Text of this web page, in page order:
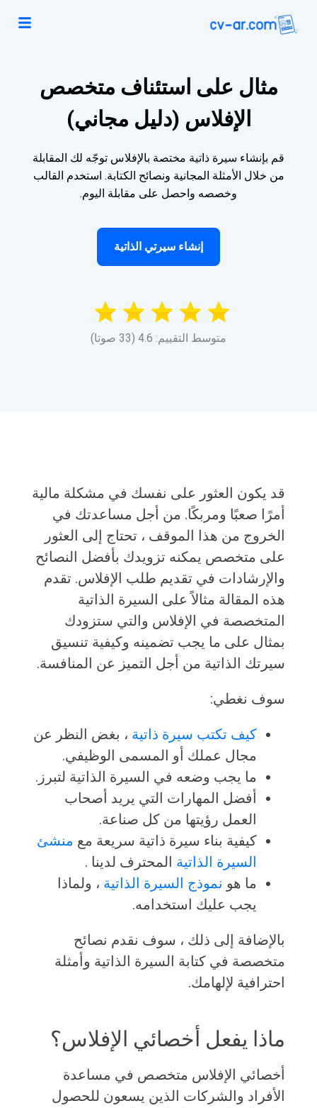
مثال على استئناف متخصص
الإفلاس (دليل مجاني)
قم بإنشاء سيرة ذاتية مختصة بالإفلاس توجّه لك المقابلة
من خلال الأمثلة المجانية ونصائح الكتابة. استخدم القالب
وخصصه واحصل على مقابلة اليوم.
إنشاء سيرتي الذاتية
متوسط التقييم: 4.6 (33 صوتا)
قد يكون العثور على نفسك في مشكلة مالية
أمرًا صعبًا ومربكًا. من أجل مساعدتك في
الخروج من هذا الموقف ، تحتاج إلى العثور
على متخصص يمكنه تزويدك بأفضل النصائح
والإرشادات في تقديم طلب الإفلاس. تقدم
هذه المقالة مثالاً على السيرة الذاتية
المتخصصة في الإفلاس والتي ستزودك
بمثال على ما يجب تضمينه وكيفية تنسيق
سيرتك الذاتية من أجل التميز عن المنافسة.
سوف نغطي:
كيف تكتب سيرة ذاتية ، بغض النظر عن
مجال عملك أو المسمى الوظيفي.
ما يجب وضعه في السيرة الذاتية لتبرز.
أفضل المهارات التي يريد أصحاب
العمل رؤيتها من كل صناعة.
كيفية بناء سيرة ذاتية سريعة مع منشئ
السيرة الذاتية المحترف لدينا .
ما هو نموذج السيرة الذاتية ، ولماذا
يجب عليك استخدامه.
بالإضافة إلى ذلك ، سوف نقدم نصائح
متخصصة في كتابة السيرة الذاتية وأمثلة
احترافية لإلهامك.
ماذا يفعل أخصائي الإفلاس؟
أخصائي الإفلاس متخصص في مساعدة
الأفراد والشركات الذين يسعون للحصول